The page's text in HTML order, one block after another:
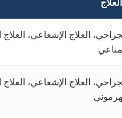
العلاج الإشعاعي، العلاج
العلاج الإشعاعي، العلاج